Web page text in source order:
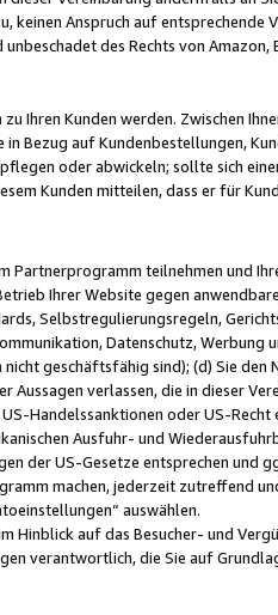
Anspruch auf entsprechende
des Rechts von
Ihren Kunden werden. Zwischen
Bezug auf Kundenbestellungen,
oder abwickeln; sollte sich
Kunden mitteilen, dass er für
Partnerprogramm teilnehmen und
Ihrer Website gegen
Selbstregulierungsregeln,
Datenschutz, Werbung
geschäftsfähig sind); (d) Sie
verlassen, die in dieser
Handelssanktionen oder US-Recht
Ausfuhr- und
der US-Gesetze entsprechen und
machen, jederzeit zutreffend
auswählen.
Hinblick auf das Besucher- und
verantwortlich, die Sie auf